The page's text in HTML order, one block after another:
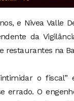
e Nivea Valle
da
na
o fiscal”
errado. O